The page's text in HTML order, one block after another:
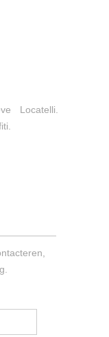
Locatelli.